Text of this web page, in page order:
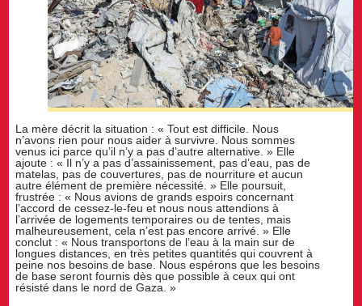
La mère décrit la situation : « Tout est difficile. Nous
n’avons rien pour nous aider à survivre. Nous sommes
venus ici parce qu’il n’y a pas d’autre alternative. » Elle
ajoute : « Il n’y a pas d’assainissement, pas d’eau, pas de
matelas, pas de couvertures, pas de nourriture et aucun
autre élément de première nécessité. » Elle poursuit,
frustrée : « Nous avions de grands espoirs concernant
l’accord de cessez-le-feu et nous nous attendions à
l’arrivée de logements temporaires ou de tentes, mais
malheureusement, cela n’est pas encore arrivé. » Elle
conclut : « Nous transportons de l’eau à la main sur de
longues distances, en très petites quantités qui couvrent à
peine nos besoins de base. Nous espérons que les besoins
de base seront fournis dès que possible à ceux qui ont
résisté dans le nord de Gaza. »